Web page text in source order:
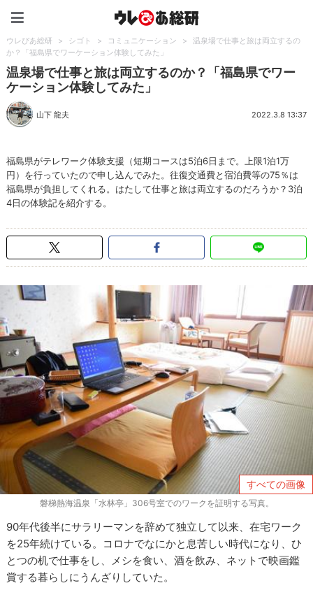
ウレぴあ総研 > シゴト > コミュニケーション >
温泉場で仕事と旅は両立するの
か？「福島県でワーケーション体験してみた」
温泉場で仕事と旅は両立するのか？「福島県でワー
ケーション体験してみた」
山下 龍夫 2022.3.8 13:37
福島県がテレワーク体験支援（短期コースは5泊6日まで。上限1泊1万
円）を行っていたので申し込んでみた。往復交通費と宿泊費等の75％は
福島県が負担してくれる。はたして仕事と旅は両立するのだろうか？3泊
4日の体験記を紹介する。
すべての画像
磐梯熱海温泉「水林亭」306号室でのワークを証明する写真。
90年代後半にサラリーマンを辞めて独立して以来、在宅ワーク
を25年続けている。コロナでなにかと息苦しい時代になり、ひ
とつの机で仕事をし、メシを食い、酒を飲み、ネットで映画鑑
賞する暮らしにうんざりしていた。